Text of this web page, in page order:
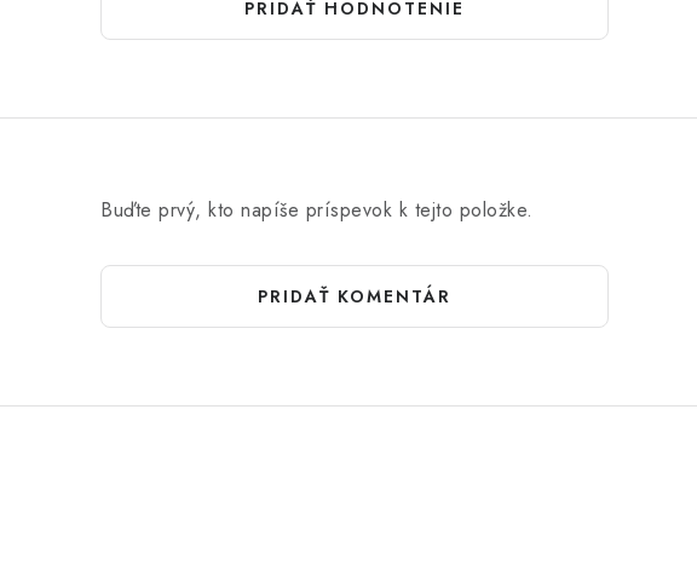
PRIDAŤ HODNOTENIE
Buďte prvý, kto napíše príspevok k tejto položke.
PRIDAŤ KOMENTÁR